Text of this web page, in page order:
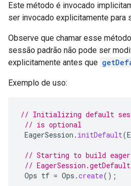
Este método é invocado
ser invocado explicitamente para
Observe que chamar esse
sessão padrão não pode ser
explicitamente antes que
Exemplo de uso:
// Initializing default
// is optional
EagerSession . initDefault(
// Starting to build
//
Ops tf = Ops .create();